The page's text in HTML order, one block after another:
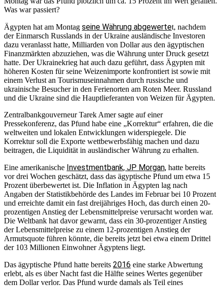
Was war passiert?
Ägypten hat am Montag seine Währung abgewertet, nachdem
der Einmarsch Russlands in der Ukraine ausländische Investoren
dazu veranlasst hatte, Milliarden von Dollar aus den ägyptischen
Finanzmärkten abzuziehen, was die Währung unter Druck gesetzt
hatte. Der Ukrainekrieg hat auch dazu geführt, dass Ägypten mit
höheren Kosten für seine Weizenimporte konfrontiert ist sowie mit
einem Verlust an Tourismuseinnahmen durch russische und
ukrainische Besucher in den Ferienorten am Roten Meer. Russland
und die Ukraine sind die Hauptlieferanten von Weizen für Ägypten.
Zentralbankgouverneur Tarek Amer sagte auf einer
Pressekonferenz, das Pfund habe eine „Korrektur“ erfahren, die die
weltweiten und lokalen Entwicklungen widerspiegele. Die
Korrektur soll die Exporte wettbewerbsfähig machen und dazu
beitragen, die Liquidität in ausländischer Währung zu erhalten.
Eine amerikanische Investmentbank, JP Morgan, hatte bereits
vor drei Wochen geschätzt, dass das ägyptische Pfund um etwa 15
Prozent überbewertet ist. Die Inflation in Ägypten lag nach
Angaben der Statistikbehörde des Landes im Februar bei 10 Prozent
und erreichte damit ein fast dreijähriges Hoch, das durch einen 20-
prozentigen Anstieg der Lebensmittelpreise verursacht worden war.
Die Weltbank hat davor gewarnt, dass ein 30-prozentiger Anstieg
der Lebensmittelpreise zu einem 12-prozentigen Anstieg der
Armutsquote führen könnte, die bereits jetzt bei etwa einem Drittel
der 103 Millionen Einwohner Ägyptens liegt.
Das ägyptische Pfund hatte bereits 2016 eine starke Abwertung
erlebt, als es über Nacht fast die Hälfte seines Wertes gegenüber
dem Dollar verlor. Das Pfund wurde damals als Teil eines